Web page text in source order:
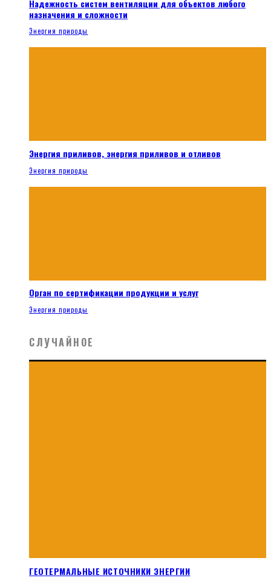
Надежность систем вентиляции для объектов любого
назначения и сложности
Энергия природы
Энергия приливов, энергия приливов и отливов
Энергия природы
Орган по сертификации продукции и услуг
Энергия природы
СЛУЧАЙНОЕ
ГЕОТЕРМАЛЬНЫЕ ИСТОЧНИКИ ЭНЕРГИИ